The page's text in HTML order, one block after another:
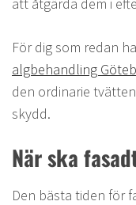
För dig som redan
algbehandling
den ordinarie
skydd.
När ska
Den bästa tiden för